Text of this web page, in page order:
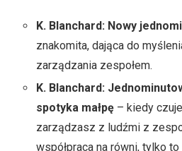
K. Blanchard: Nowy
znakomita, dająca do
zarządzania zespołem.
K. Blanchard:
spotyka małpę – kiedy
zarządzasz z ludźmi z
współpraca na równi, tylko